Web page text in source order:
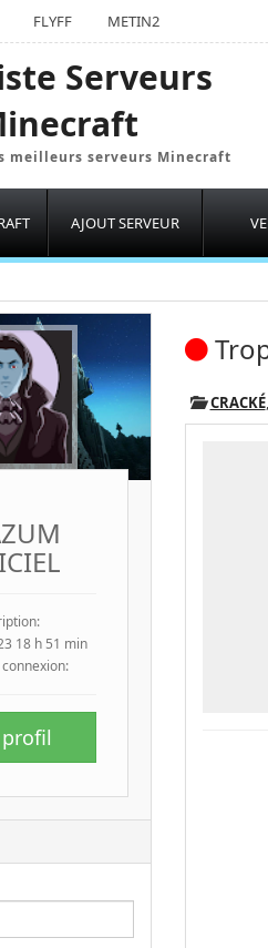
FLYFF METIN2
Serveurs
meilleurs serveurs Minecraft
AJOUT SERVEUR
18 h 51 min
CRACKÉ,